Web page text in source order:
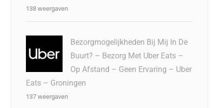
138 weergaven
Bezorgmogelijkheden Bij Mij In De
Buurt? – Bezorg Met Uber Eats –
Op Afstand – Geen Ervaring – Uber
Eats – Groningen
137 weergaven